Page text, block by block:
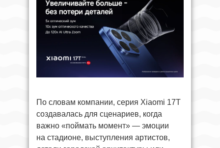
По словам компании, серия Xiaomi 17T
создавалась для сценариев, когда
важно «поймать момент» — эмоции
на стадионе, выступления артистов,